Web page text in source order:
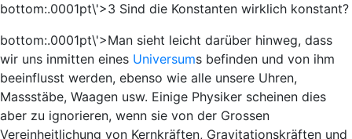
bottom:.0001pt\'>3 Sind die Konstanten wirklich konstant?
bottom:.0001pt\'>Man sieht leicht darüber hinweg, dass
wir uns inmitten eines Universums befinden und von ihm
beeinflusst werden, ebenso wie alle unsere Uhren,
Massstäbe, Waagen usw. Einige Physiker scheinen dies
aber zu ignorieren, wenn sie von der Grossen
Vereinheitlichung von Kernkräften, Gravitationskräften und